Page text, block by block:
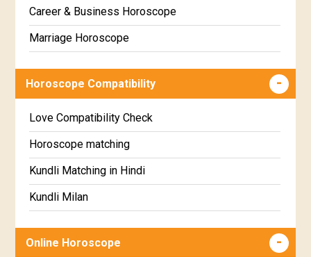
Swathi Star Horoscope
Visakha Star Horoscope
Jyeshta Star Horoscope
Moola Star Horoscope
Poorvashaada Star Horoscope
Uttarashaada Star Horoscope
Sravana Star Horoscope
Satabhisha Star Horoscope
Sinhala
Career & Business Horoscope
Marriage Horoscope
Education Horoscope
Super Horoscope
Future Book
Numerology
Horoscope Compatibility
Love Compatibility Check
Horoscope matching
Kundli Matching in Hindi
Kundli Milan
Free Kundli Matching
Online Horoscope